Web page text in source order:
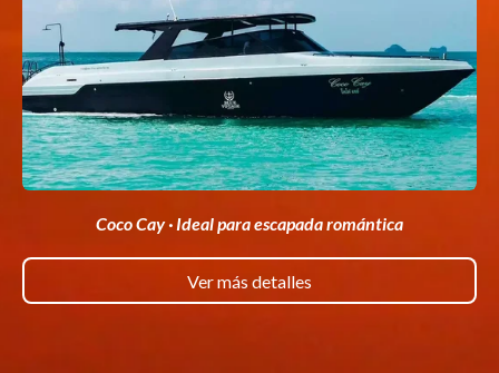
Coco Cay · Ideal para escapada romántica
Ver más detalles